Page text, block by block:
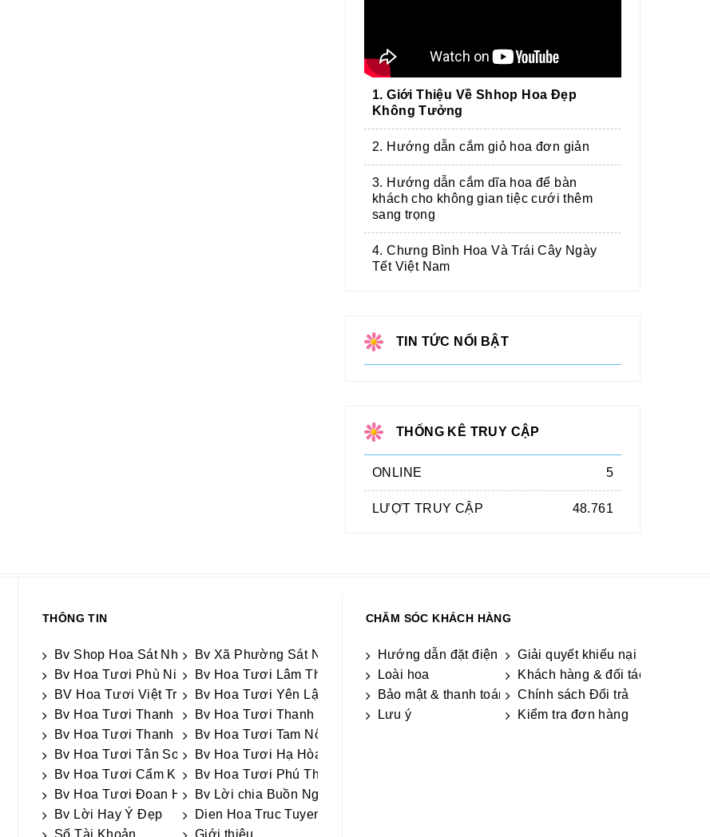
1. Giới Thiệu Về Shhop Hoa Đẹp
Không Tưởng
2. Hướng dẫn cắm giỏ hoa đơn giản
3. Hướng dẫn cắm dĩa hoa để bàn
khách cho không gian tiệc cưới thêm
sang trọng
4. Chưng Bình Hoa Và Trái Cây Ngày
Tết Việt Nam
TIN TỨC NỔI BẬT
THỐNG KÊ TRUY CẬP
ONLINE 5
LƯỢT TRUY CẬP 48.761
THÔNG TIN
Bv Shop Hoa Sát Nhập
Bv Xã Phường Sát Nhập
Bv Hoa Tươi Phù Ninh
Bv Hoa Tươi Lâm Thao
BV Hoa Tươi Việt Trì
Bv Hoa Tươi Yên Lập
Bv Hoa Tươi Thanh ThủyBv Hoa Tươi Thanh Sơn
Bv Hoa Tươi Thanh Ba
Bv Hoa Tươi Tam Nông
Bv Hoa Tươi Tân Sơn
Bv Hoa Tươi Hạ Hòa
Bv Hoa Tươi Cẩm Khê
Bv Hoa Tươi Phú Thọ
Bv Hoa Tươi Đoan HùngBv Lời chia Buồn Ngắn gọn
Bv Lời Hay Ý Đẹp
Dien Hoa Truc Tuyen
Số Tài Khoản
Giới thiệu
CHĂM SÓC KHÁCH HÀNG
Hướng dẫn đặt điện hoaGiải quyết khiếu nại & hỏi đáp
Loài hoa
Khách hàng & đối tác
Bảo mật & thanh toán
Chính sách Đổi trả
Lưu ý
Kiểm tra đơn hàng